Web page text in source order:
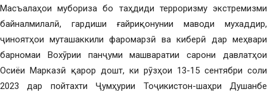
Масъалаҳои мубориза бо таҳдиди терроризму экстремизми
байналмилалӣ, гардиши ғайриқонунии маводи мухаддир,
ҷиноятҳои муташаккили фаромарзӣ ва киберӣ дар меҳвари
барномаи Вохӯрии панҷуми машваратии сарони давлатҳои
Осиёи Марказӣ қарор дошт, ки рӯзҳои 13-15 сентябри соли
2023 дар пойтахти Ҷумҳурии Тоҷикистон-шаҳри Душанбе